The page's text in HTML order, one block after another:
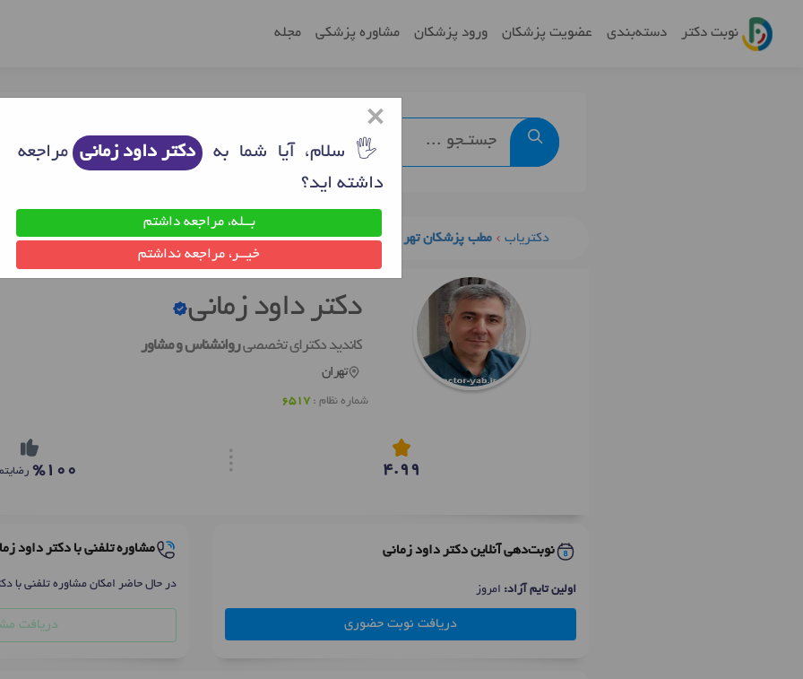
نوبت دکتر دسته‌بندی عضویت پزشکان ورود پزشکان مشاوره پزشکی مجله
دکتریاب مطب پزشکان تهران روانشناس خوب تهران دکتر داود زمانی
دکتر داود زمانی
کاندید دکترای تخصصیروانشناس و مشاور
تهران
شماره نظام :6517
4.99
%100
نوبت‌دهی آنلاین دکتر داود زمانی
اولین تایم آزاد: امروز
دریافت نوبت حضوری
مشاوره تلفنی با دکتر داود
در حال حاضر امکان مشاوره تلفنی با
دریافت
×
🖐 سلام، آیا شما به دکتر داود زمانی مراجعه
داشته اید؟
بــله، مراجعه داشتم
خیــر، مراجعه نداشتم